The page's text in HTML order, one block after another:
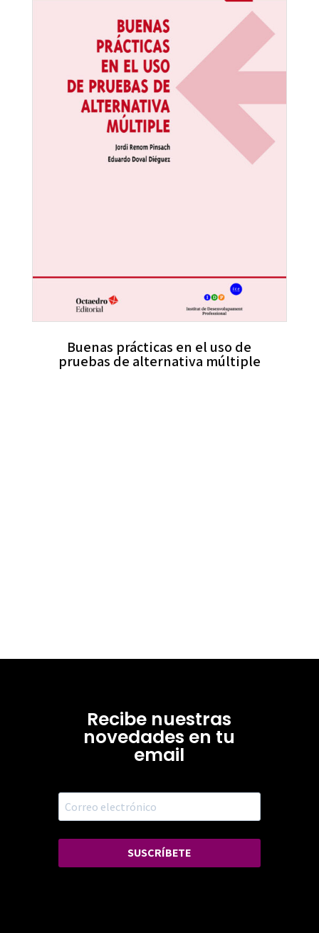
Buenas prácticas en el uso de
pruebas de alternativa múltiple
Recibe nuestras
novedades en tu
email
SUSCRÍBETE